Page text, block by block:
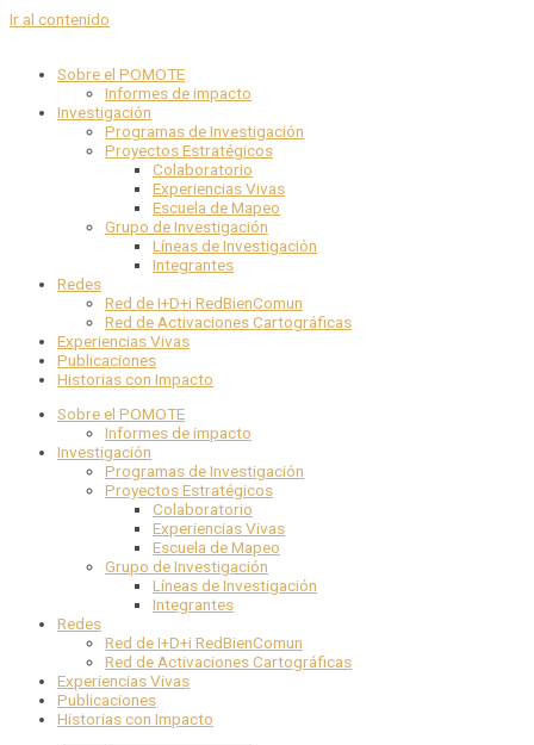
Ir al contenido
Sobre el POMOTE
Informes de impacto
Investigación
Programas de Investigación
Proyectos Estratégicos
Colaboratorio
Experiencias Vivas
Escuela de Mapeo
Grupo de Investigación
Líneas de Investigación
Integrantes
Redes
Red de I+D+i RedBienComun
Red de Activaciones Cartográficas
Experiencias Vivas
Publicaciones
Historias con Impacto
Sobre el POMOTE
Informes de impacto
Investigación
Programas de Investigación
Proyectos Estratégicos
Colaboratorio
Experiencias Vivas
Escuela de Mapeo
Grupo de Investigación
Líneas de Investigación
Integrantes
Redes
Red de I+D+i RedBienComun
Red de Activaciones Cartográficas
Experiencias Vivas
Publicaciones
Historias con Impacto